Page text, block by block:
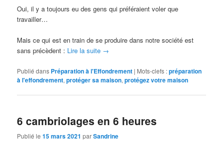
Oui, il y a toujours eu des gens qui préféraient voler que
travailler…
Mais ce qui est en train de se produire dans notre société est
sans précèdent : Lire la suite →
Publié dans Préparation à l'Effondrement | Mots-clefs :préparation
à l'effondrement,protéger sa maison,protégez votre maison
6 cambriolages en 6 heures
Publié le15 mars 2021 parSandrine